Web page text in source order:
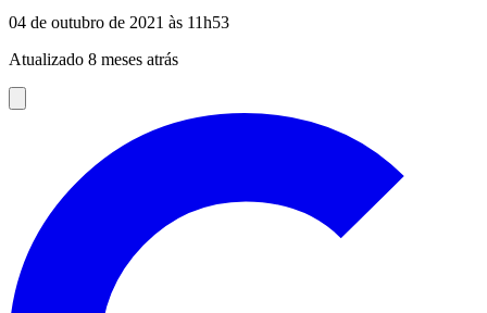
04 de outubro de 2021 às 11h53
Atualizado 8 meses atrás